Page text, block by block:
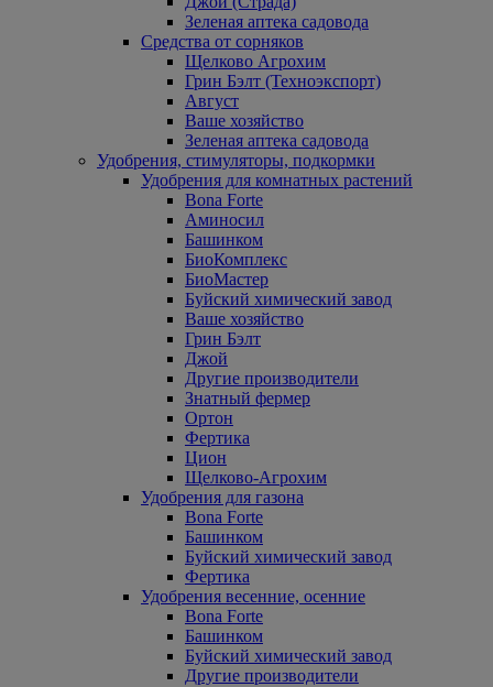
Зеленая аптека садовода
Средства от сорняков
Щелково Агрохим
Грин Бэлт (Техноэкспорт)
Август
Ваше хозяйство
Зеленая аптека садовода
Удобрения, стимуляторы, подкормки
Удобрения для комнатных растений
Bona Forte
Аминосил
Башинком
БиоКомплекс
БиоМастер
Буйский химический завод
Ваше хозяйство
Грин Бэлт
Джой
Другие производители
Знатный фермер
Ортон
Фертика
Цион
Щелково-Агрохим
Удобрения для газона
Bona Forte
Башинком
Буйский химический завод
Фертика
Удобрения весенние, осенние
Bona Forte
Башинком
Буйский химический завод
Другие производители